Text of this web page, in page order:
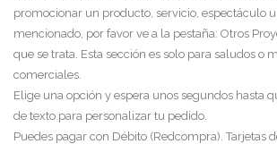
promocionar un producto, servicio, espectáculo
mencionado, por favor ve a la pestaña: Otros
que se trata. Esta sección es solo para saludos o
comerciales.
Elige una opción y espera unos segundos hasta
de texto para personalizar tu pedido.
Puedes pagar con Débito (Redcompra). Tarjetas